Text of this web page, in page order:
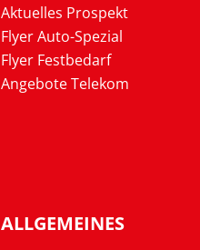
Aktuelles Prospekt
Flyer Auto-Spezial
Flyer Festbedarf
Angebote Telekom
ALLGEMEINES